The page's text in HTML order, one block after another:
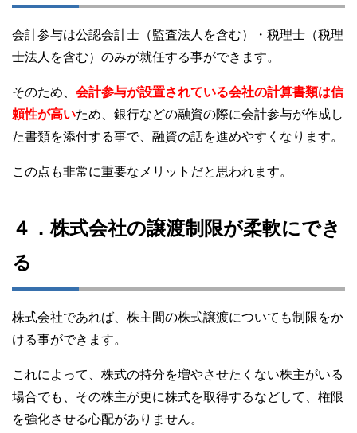
会計参与は公認会計士（監査法人を含む）・税理士（税理
士法人を含む）のみが就任する事ができます。
そのため、 会計参与が設置されている会社の計算書類は信
頼性が高いため、銀行などの融資の際に会計参与が作成し
た書類を添付する事で、融資の話を進めやすくなります。
この点も非常に重要なメリットだと思われます。
４．株式会社の譲渡制限が柔軟にでき
る
株式会社であれば、株主間の株式譲渡についても制限をか
ける事ができます。
これによって、株式の持分を増やさせたくない株主がいる
場合でも、その株主が更に株式を取得するなどして、権限
を強化させる心配がありません。